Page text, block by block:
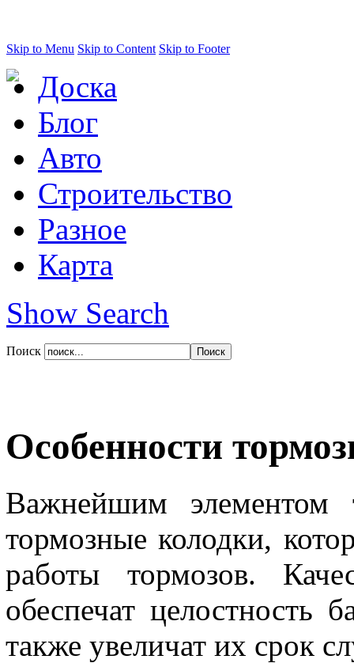
Skip to Menu Skip to Content Skip to Footer
Доска
Блог
Авто
Строительство
Разное
Карта
Show Search
Поиск
Особенности
Важнейшим элементом
тормозные колодки,
работы тормозов.
обеспечат целостность
также увеличат их срок